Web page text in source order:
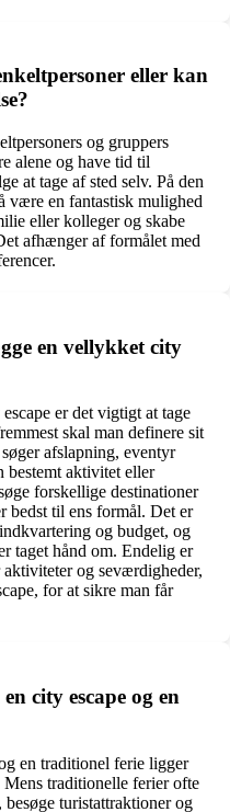
eller kan
og gruppers
alene og have tid til
at tage af sted selv. På den
være en fantastisk mulighed
eller kolleger og skabe
afhænger af formålet med
en vellykket city
er det vigtigt at tage
skal man definere sit
afslapning, eventyr
bestemt aktivitet eller
forskellige destinationer
bedst til ens formål. Det er
og budget, og
taget hånd om. Endelig er
og seværdigheder,
for at sikre man får
city escape og en
en traditionel ferie ligger
traditionelle ferier ofte
turistattraktioner og